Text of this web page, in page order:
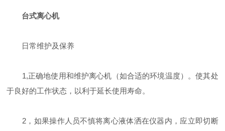
台式离心机
日常维护及保养
1,正确地使用和维护离心机（如合适的环境温度）。使其处
于良好的工作状态，以利于延长使用寿命。
2，如果操作人员不慎将离心液体洒在仪器内，应立即切断